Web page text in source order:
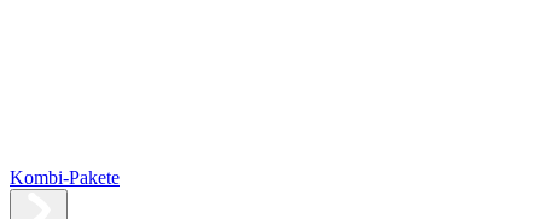
Kombi-Pakete